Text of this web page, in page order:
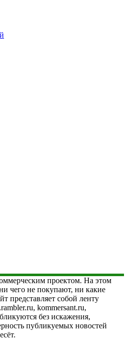
проектом. На этом
чего не покупают, ни какие
представляет собой ленту
kommersant.ru,
без искажения,
публикуемых новостей